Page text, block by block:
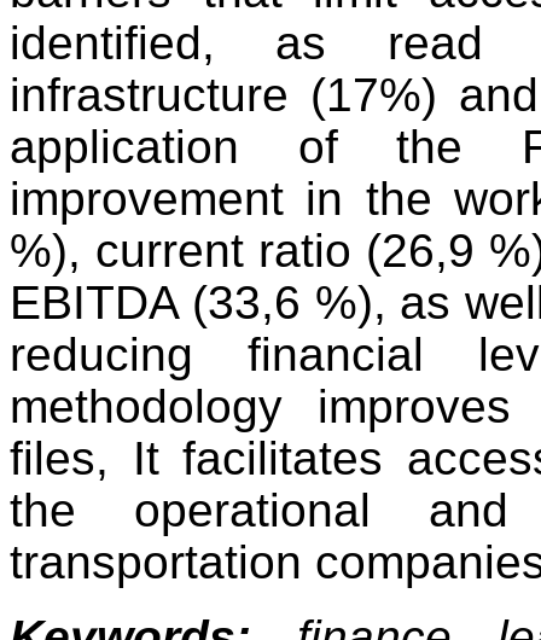
identified, as read
infrastructure (17%)
application of the
improvement in the
%), current ratio (26,9
EBITDA (33,6 %), as
reducing financial
methodology
files, Itfacilitates
the operational and
transportation